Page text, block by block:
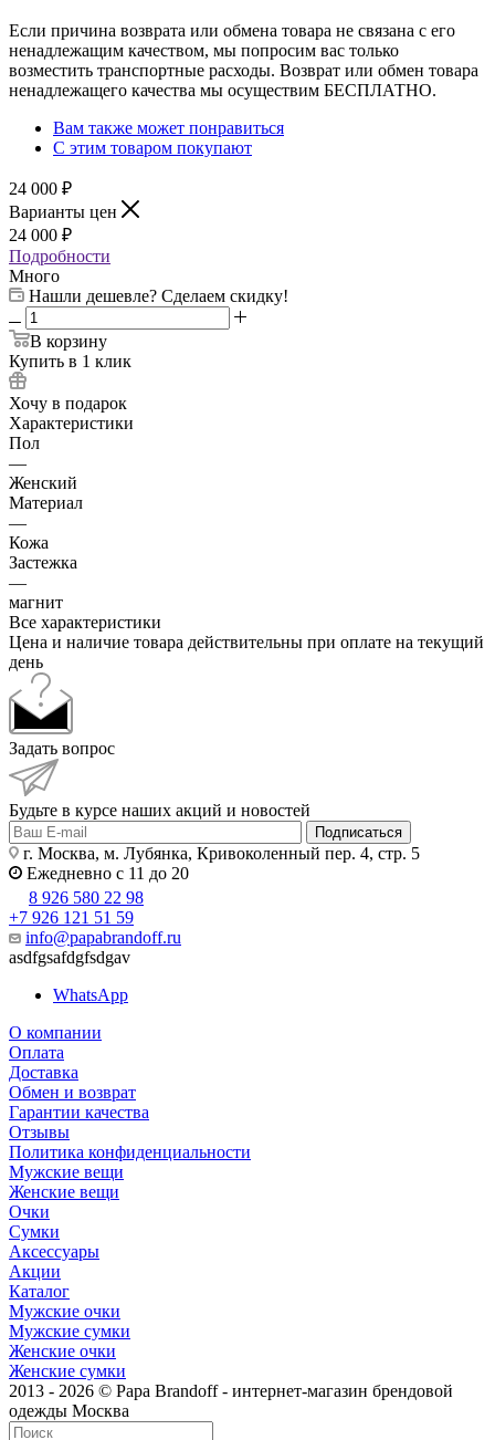
Если причина возврата или обмена товара не связана с его
ненадлежащим качеством, мы попросим вас только
возместить транспортные расходы. Возврат или обмен товара
ненадлежащего качества мы осуществим БЕСПЛАТНО.
Вам также может понравиться
С этим товаром покупают
24 000 ₽
Варианты цен
24 000 ₽
Подробности
Много
Нашли дешевле? Сделаем скидку!
В корзину
Купить в 1 клик
Хочу в подарок
Характеристики
Пол
—
Женский
Материал
—
Кожа
Застежка
—
магнит
Все характеристики
Цена и наличие товара действительны при оплате на текущий
день
Задать вопрос
Будьте в курсе наших акций и новостей
Подписаться
г. Москва, м. Лубянка, Кривоколенный пер. 4, стр. 5
Ежедневно с 11 до 20
8 926 580 22 98
+7 926 121 51 59
info@papabrandoff.ru
asdfgsafdgfsdgav
WhatsApp
О компании
Оплата
Доставка
Обмен и возврат
Гарантии качества
Отзывы
Политика конфиденциальности
Мужские вещи
Женские вещи
Очки
Сумки
Аксессуары
Акции
Каталог
Мужские очки
Мужские сумки
Женские очки
Женские сумки
2013 - 2026 © Papa Brandoff - интернет-магазин брендовой
одежды Москва